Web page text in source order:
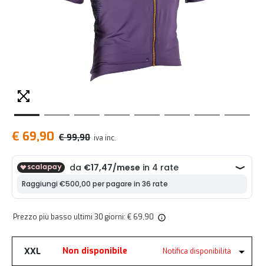
€ 69,90 € 99,90 iva inc.
Prezzo più basso ultimi 30 giorni: € 69,90
XXL Non disponibile Notifica disponibilità